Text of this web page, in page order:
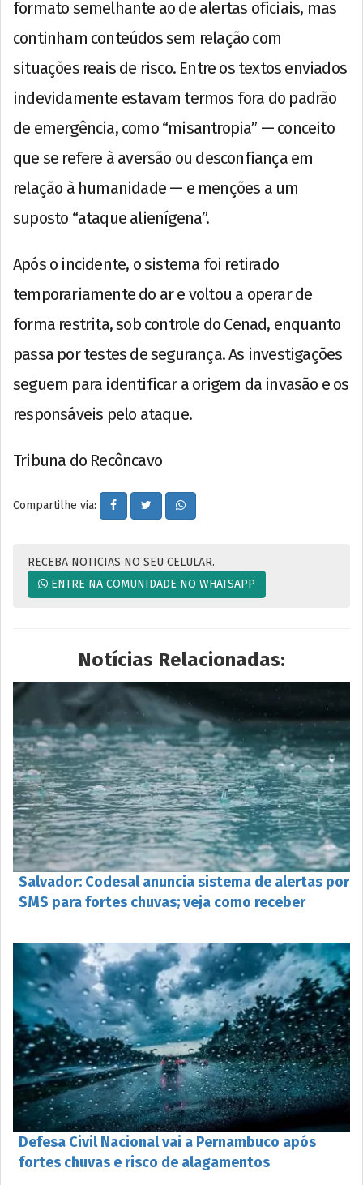
formato semelhante ao de alertas oficiais, mas
continham conteúdos sem relação com
situações reais de risco. Entre os textos enviados
indevidamente estavam termos fora do padrão
de emergência, como “misantropia” — conceito
que se refere à aversão ou desconfiança em
relação à humanidade — e menções a um
suposto “ataque alienígena”.
Após o incidente, o sistema foi retirado
temporariamente do ar e voltou a operar de
forma restrita, sob controle do Cenad, enquanto
passa por testes de segurança. As investigações
seguem para identificar a origem da invasão e os
responsáveis pelo ataque.
Tribuna do Recôncavo
Compartilhe via:
RECEBA NOTICIAS NO SEU CELULAR.
ENTRE NA COMUNIDADE NO WHATSAPP
Notícias Relacionadas:
Salvador: Codesal anuncia sistema de alertas por
SMS para fortes chuvas; veja como receber
Defesa Civil Nacional vai a Pernambuco após
fortes chuvas e risco de alagamentos